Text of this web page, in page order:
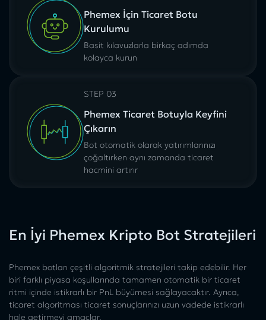
Phemex İçin Ticaret Botu
Kurulumu
Basit kılavuzlarla birkaç adımda
kolayca kurun
STEP 03
Phemex Ticaret Botuyla Keyfini
Çıkarın
Bot otomatik olarak yatırımlarınızı
çoğaltırken aynı zamanda ticaret
hacmini artırır
En İyi Phemex Kripto Bot Stratejileri
Phemex botları çeşitli algoritmik stratejileri takip edebilir. Her
biri farklı piyasa koşullarında tamamen otomatik bir ticaret
ritmi içinde istikrarlı bir PnL büyümesi sağlayacaktır. Ayrıca,
ticaret algoritması ticaret sonuçlarınızı uzun vadede istikrarlı
hale getirmeyi amaçlar.